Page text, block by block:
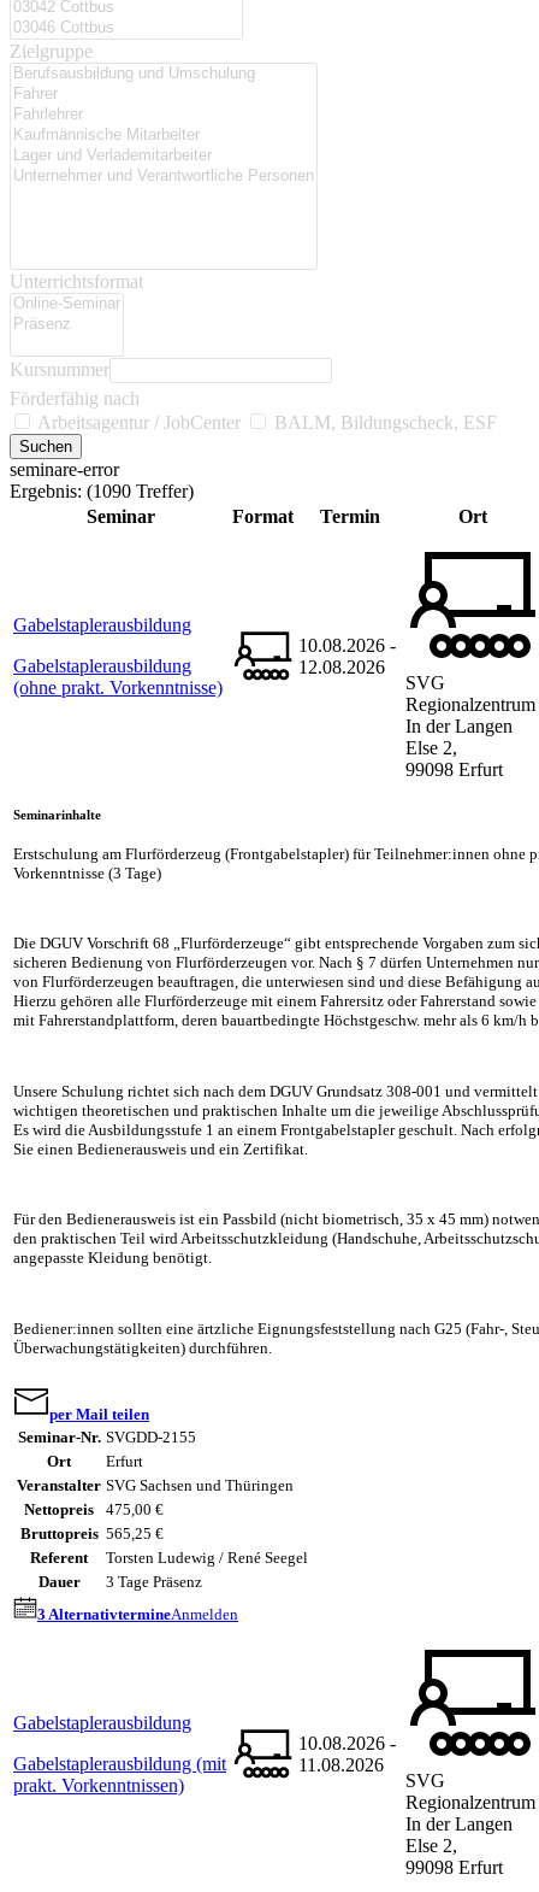
Zielgruppe
Unterrichtsformat
Kursnummer
Förderfähig nach
Arbeitsagentur / JobCenter
BALM, Bildungscheck, ESF
seminare-error
Ergebnis: (1090 Treffer)
Seminar
Format Termin Ort
Gabelstaplerausbildung
Gabelstaplerausbildung
(ohne prakt. Vorkenntnisse)
10.08.2026 -
12.08.2026
SVG
Regionalzentrum
In der Langen
Else 2,
99098 Erfurt
Seminarinhalte
Erstschulung am Flurförderzeug (Frontgabelstapler) für Teilnehmer:innen ohne
Vorkenntnisse (3 Tage)
Die DGUV Vorschrift 68 „Flurförderzeuge“ gibt entsprechende Vorgaben zum
sicheren Bedienung von Flurförderzeugen vor. Nach § 7 dürfen Unternehmen
von Flurförderzeugen beauftragen, die unterwiesen sind und diese Befähigung
Hierzu gehören alle Flurförderzeuge mit einem Fahrersitz oder Fahrerstand
mit Fahrerstandplattform, deren bauartbedingte Höchstgeschw. mehr als 6 km/h
Unsere Schulung richtet sich nach dem DGUV Grundsatz 308-001 und
wichtigen theoretischen und praktischen Inhalte um die jeweilige
Es wird die Ausbildungsstufe 1 an einem Frontgabelstapler geschult. Nach
Sie einen Bedienerausweis und ein Zertifikat.
Für den Bedienerausweis ist ein Passbild (nicht biometrisch, 35 x 45 mm)
den praktischen Teil wird Arbeitsschutzkleidung (Handschuhe,
angepasste Kleidung benötigt.
Bediener:innen sollten eine ärtzliche Eignungsfeststellung nach G25 (Fahr-,
Überwachungstätigkeiten) durchführen.
per Mail teilen
Seminar-Nr. SVGDD-2155
Ort
Erfurt
Veranstalter SVG Sachsen und Thüringen
Nettopreis
475,00 €
Bruttopreis 565,25 €
Referent
Torsten Ludewig / René Seegel
Dauer
3 Tage Präsenz
3 AlternativtermineAnmelden
Gabelstaplerausbildung
Gabelstaplerausbildung (mit
prakt. Vorkenntnissen)
10.08.2026 -
11.08.2026
SVG
Regionalzentrum
In der Langen
Else 2,
99098 Erfurt